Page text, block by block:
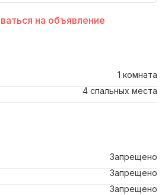
на объявление
1 комната
4 спальных места
Запрещено
Запрещено
Запрещено